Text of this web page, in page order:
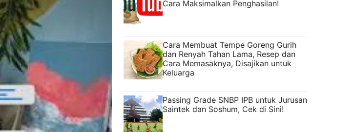
Cara Maksimalkan Penghasilan!
Cara Membuat Tempe Goreng Gurih
dan Renyah Tahan Lama, Resep dan
Cara Memasaknya, Disajikan untuk
Keluarga
Passing Grade SNBP IPB untuk Jurusan
Saintek dan Soshum, Cek di Sini!